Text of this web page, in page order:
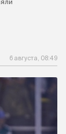
6 августа, 08:49